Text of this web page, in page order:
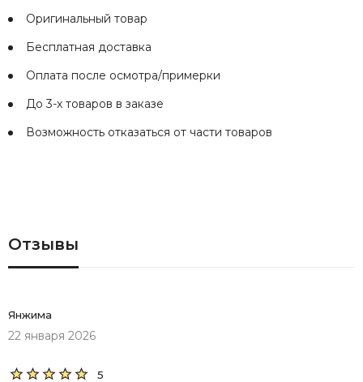
Оригинальный товар
Бесплатная доставка
Оплата после осмотра/примерки
До 3-х товаров в заказе
Возможность отказаться от части товаров
Отзывы
Янжима
22 января 2026
5